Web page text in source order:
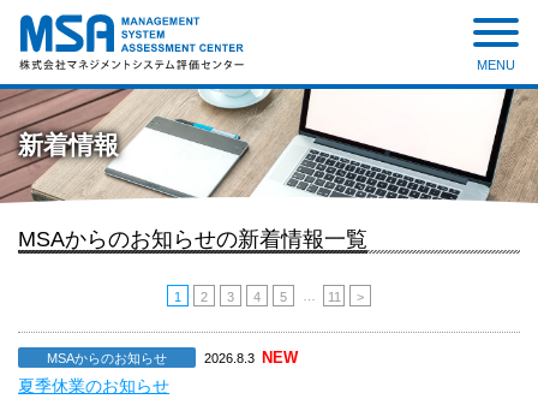
株式会社 マネジメントシステ
ム評価センター
MENU
新着情報
MSAからのお知らせの新着情報一覧
1 2 3 4 5 11 >
MSAからのお知らせ 2026.8.3 NEW
夏季休業のお知らせ